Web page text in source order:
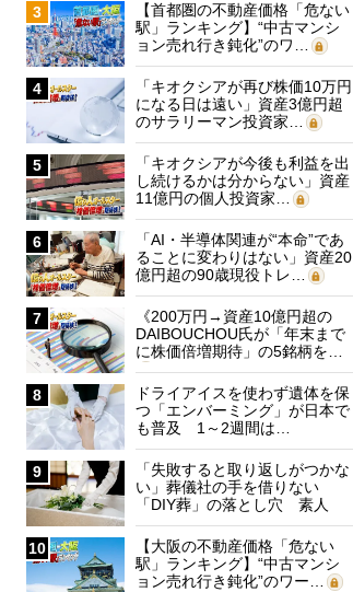
3
【首都圏の不動産価格「危ない
駅」ランキング】“中古マンシ
ョン売れ行き鈍化”のワ…
4
「キオクシアが再び株価10万円
になる日は遠い」資産3億円超
のサラリーマン投資家…
5
「キオクシアが今後も利益を出
し続けるかは分からない」資産
11億円の個人投資家…
6
「AI・半導体関連が“本命”であ
ることに変わりはない」資産20
億円超の90歳現役トレ…
7
《200万円→資産10億円超の
DAIBOUCHOU氏が「年末まで
に株価倍増期待」の5銘柄を…
8
ドライアイスを使わず遺体を保
つ「エンバーミング」が日本で
も普及 1～2週間は…
9
「失敗すると取り返しがつかな
い」葬儀社の手を借りない
「DIY葬」の落とし穴 素人
に…
10
【大阪の不動産価格「危ない
駅」ランキング】“中古マンシ
ョン売れ行き鈍化”のワー…